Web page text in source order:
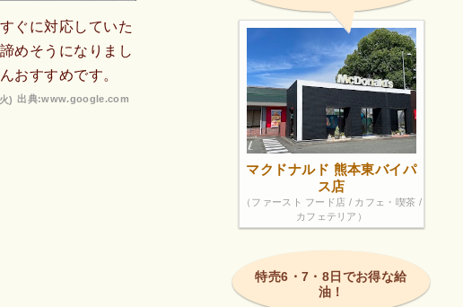
ぐに対応していた
めそうになりまし
おすすめです。
出典:www.google.com
)
マクドナルド 熊本東バイパ
ス店
（ファースト フード店 / カフェ・喫茶 /
カフェテリア）
特売6・7・8日でお得な給
油！